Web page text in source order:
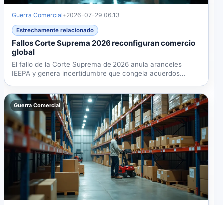
Guerra Comercial• 2026-07-29 06:13
Estrechamente relacionado
Fallos Corte Suprema 2026 reconfiguran comercio
global
El fallo de la Corte Suprema de 2026 anula aranceles
IEEPA y genera incertidumbre que congela acuerdos
Guerra Comercial